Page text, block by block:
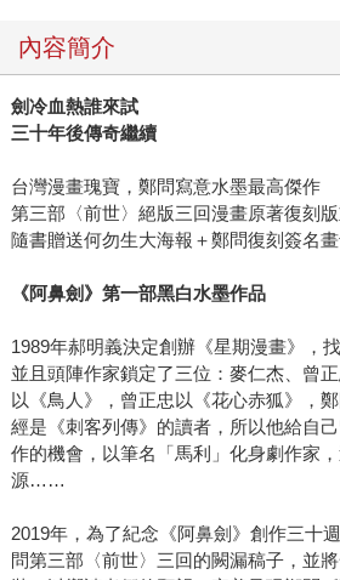
內容簡介
劍冷血熱誰來試
三十年後傳奇繼續
台灣漫畫瑰寶，鄭問寫意水墨最高傑作
第三部〈前世〉絕版三回漫畫原著復刻
隨書贈送何勿生大海報＋鄭問復刻簽名
《阿鼻劍》第一部黑白水墨作品
1989年郝明義決定創辦《星期漫畫》，
並且頭陣作家鎖定了三位：麥仁杰、曾
以《鳥人》，曾正忠以《花心赤狐》，
經是《刺客列傳》的讀者，所以他給自
作的機會，以筆名「馬利」化身劇作家
源……
2019年，為了紀念《阿鼻劍》創作三十
問第三部〈前世〉三回的闕漏稿子，並